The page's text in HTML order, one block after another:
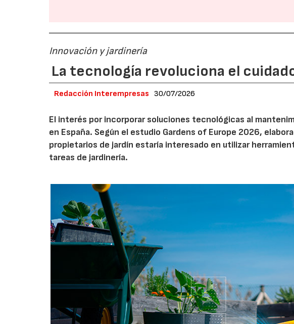
Innovación y jardinería
La tecnología revoluciona el
Redacción Interempresas 30/07/2026
El interés por incorporar soluciones tecnológicas al
en España. Según el estudio Gardens of Europe 2026,
propietarios de jardín estaría interesado en utilizar
tareas de jardinería.